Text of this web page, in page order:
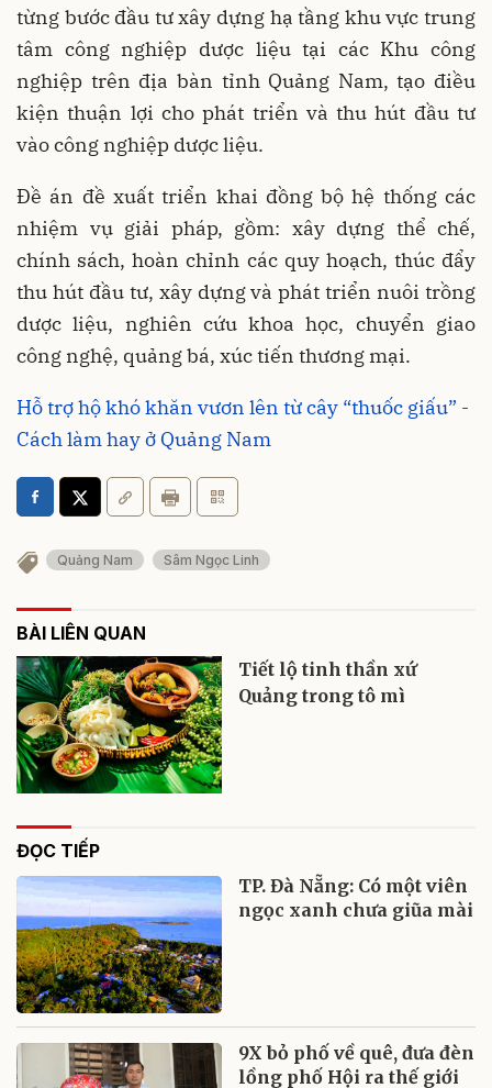
từng bước đầu tư xây dựng hạ tầng khu vực trung
tâm công nghiệp dược liệu tại các Khu công
nghiệp trên địa bàn tỉnh Quảng Nam, tạo điều
kiện thuận lợi cho phát triển và thu hút đầu tư
vào công nghiệp dược liệu.
Đề án đề xuất triển khai đồng bộ hệ thống các
nhiệm vụ giải pháp, gồm: xây dựng thể chế,
chính sách, hoàn chỉnh các quy hoạch, thúc đẩy
thu hút đầu tư, xây dựng và phát triển nuôi trồng
dược liệu, nghiên cứu khoa học, chuyển giao
công nghệ, quảng bá, xúc tiến thương mại.
Hỗ trợ hộ khó khăn vươn lên từ cây “thuốc giấu” -
Cách làm hay ở Quảng Nam
Quảng Nam Sâm Ngọc Linh
BÀI LIÊN QUAN
Tiết lộ tinh thần xứ
Quảng trong tô mì
ĐỌC TIẾP
TP. Đà Nẵng: Có một viên
ngọc xanh chưa giũa mài
9X bỏ phố về quê, đưa đèn
lồng phố Hội ra thế giới